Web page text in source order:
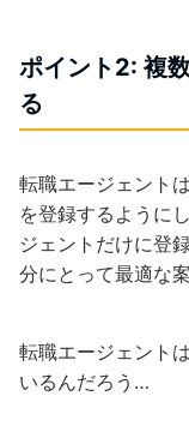
ポイント2: 複
る
転職エージェント
を登録するように
ジェントだけに登
分にとって最適な
転職エージェント
いるんだろう…